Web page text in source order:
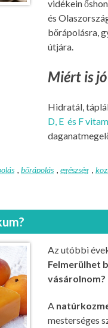
vidékein
és
bőrápolásra,
útjára.
Miért is
Hidratál,
D, E és F
, bőrápolás , egészség ,
Az utóbbi
Felmerülhet
vásárolnom?
A
mesterséges